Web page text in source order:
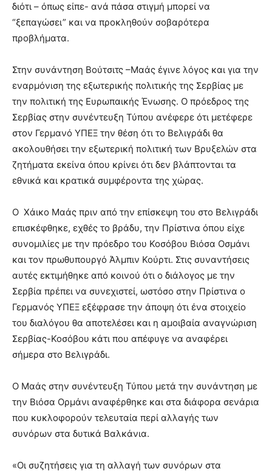
διότι – όπως είπε- ανά πάσα στιγμή μπορεί να
“ξεπαγώσει” και να προκληθούν σοβαρότερα
προβλήματα.
Στην συνάντηση Βούτσιτς –Μαάς έγινε λόγος και για την
εναρμόνιση της εξωτερικής πολιτικής της Σερβίας με
την πολιτική της Ευρωπαικής Ένωσης. Ο πρόεδρος της
Σερβίας στην συνέντευξη Τύπου ανέφερε ότι μετέφερε
στον Γερμανό ΥΠΕΞ την θέση ότι το Βελιγράδι θα
ακολουθήσει την εξωτερική πολιτική των Βρυξελών στα
ζητήματα εκείνα όπου κρίνει ότι δεν βλάπτονται τα
εθνικά και κρατικά συμφέροντα της χώρας.
Ο Χάικο Μαάς πριν από την επίσκεψη του στο Βελιγράδι
επισκέφθηκε, εχθές το βράδυ, την Πρίστινα όπου είχε
συνομιλίες με την πρόεδρο του Κοσόβου Βιόσα Οσμάνι
και τον πρωθυπουργό Άλμπιν Κούρτι. Στις συναντήσεις
αυτές εκτιμήθηκε από κοινού ότι ο διάλογος με την
Σερβία πρέπει να συνεχιστεί, ωστόσο στην Πρίστινα ο
Γερμανός ΥΠΕΞ εξέφρασε την άποψη ότι ένα στοιχείο
του διαλόγου θα αποτελέσει και η αμοιβαία αναγνώριση
Σερβίας-Κοσόβου κάτι που απέφυγε να αναφέρει
σήμερα στο Βελιγράδι.
Ο Μαάς στην συνέντευξη Τύπου μετά την συνάντηση με
την Βιόσα Ορμάνι αναφέρθηκε και στα διάφορα σενάρια
που κυκλοφορούν τελευταία περί αλλαγής των
συνόρων στα δυτικά Βαλκάνια.
«Οι συζητήσεις για τη αλλαγή των συνόρων στα